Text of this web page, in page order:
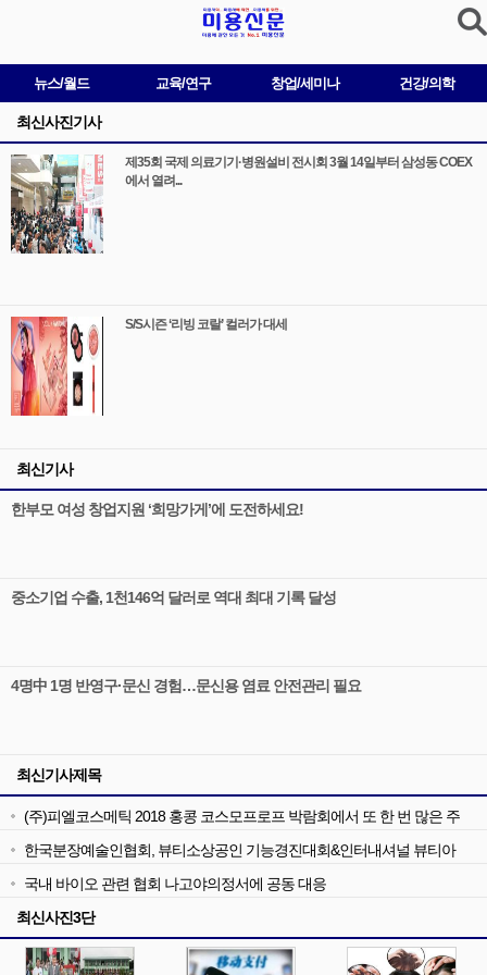
뉴스/월드 교육/연구 창업/세미나 건강/의학
최신사진기사
제35회 국제 의료기기·병원설비 전시회 3월 14일부터 삼성동 COEX
에서 열려...
S/S시즌 ‘리빙 코랄’ 컬러가 대세
최신기사
한부모 여성 창업지원 ‘희망가게’에 도전하세요!
중소기업 수출, 1천146억 달러로 역대 최대 기록 달성
4명中 1명 반영구·문신 경험…문신용 염료 안전관리 필요
최신기사제목
(주)피엘코스메틱 2018 홍콩 코스모프로프 박람회에서 또 한 번 많은 주
한국분장예술인협회, 뷰티소상공인 기능경진대회&인터내셔널 뷰티아
국내 바이오 관련 협회 나고야의정서에 공동 대응
최신사진3단